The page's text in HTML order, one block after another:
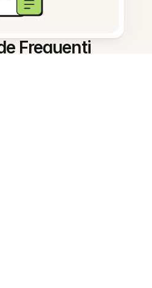
Frequenti